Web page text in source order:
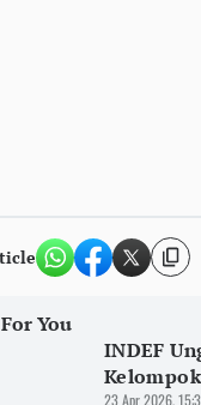
You
INDEF
23 Apr 2026,